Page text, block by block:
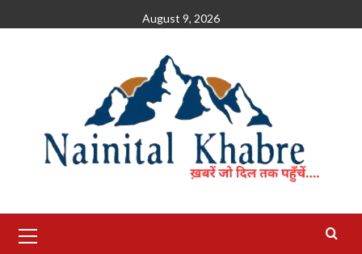
to
August 9, 2026
Menu